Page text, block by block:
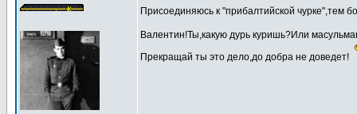
Присоединяюсь к "прибалтийской чурке",тем
Валентин!Ты,какую дурь куришь?Или
Прекращай ты это дело,до добра не доведет!